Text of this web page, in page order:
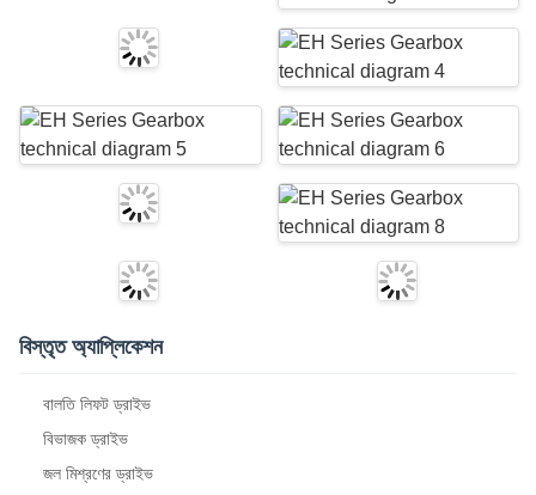
বিস্তৃত অ্যাপ্লিকেশন
বালতি লিফট ড্রাইভ
বিভাজক ড্রাইভ
জল মিশ্রণের ড্রাইভ